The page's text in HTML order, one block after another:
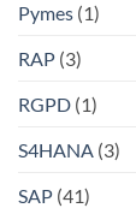
Pymes (1)
RAP (3)
RGPD (1)
S4HANA (3)
SAP (41)